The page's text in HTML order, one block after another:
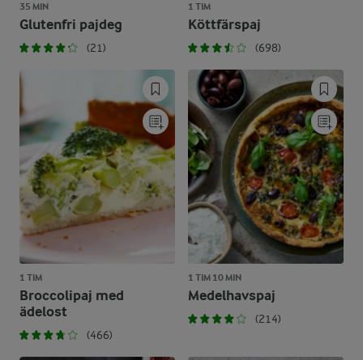
35 MIN
Glutenfri pajdeg
(21)
1 TIM
Köttfärspaj
(698)
1 TIM
Broccolipaj med
ädelost
(466)
1 TIM 10 MIN
Medelhavspaj
(214)